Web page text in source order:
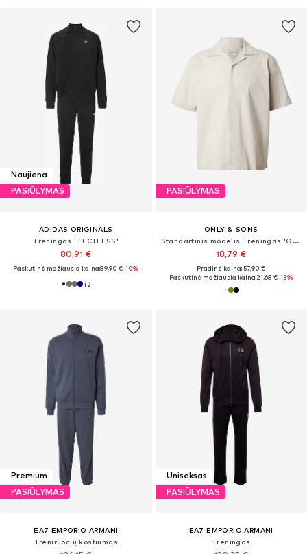
Naujiena
PASIŪLYMAS
ADIDAS ORIGINALS
Treningas 'TECH ESS'
80,91 €
Paskutinė mažiausia kaina:89,90 €-10%
+2
PASIŪLYMAS
ONLY & SONS
Standartinis modelis Treningas 'ONSREID'
18,79 €
Pradinė kaina: 57,90 €
Paskutinė mažiausia kaina:21,68 €-13%
Premium
PASIŪLYMAS
EA7 EMPORIO ARMANI
Treniruočių kostiumas
Uniseksas
PASIŪLYMAS
EA7 EMPORIO ARMANI
Treningas